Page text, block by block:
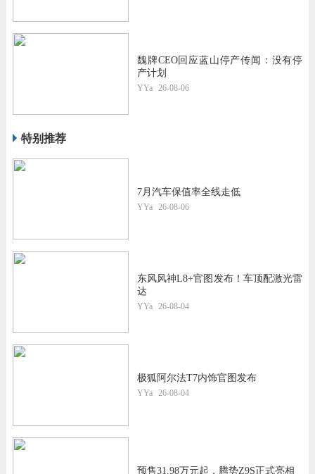
魏牌CEO回应蓝山停产传闻：没有停
产计划
YYa 26-08-06
特别推荐
7月汽车保值率全线走低
YYa 26-08-06
东风风神L8+官图发布！车顶配激光雷
达
YYa 26-08-04
极狐阿尔法T7内饰官图发布
YYa 26-08-04
预售31.98万元起，腾势Z9S正式亮相